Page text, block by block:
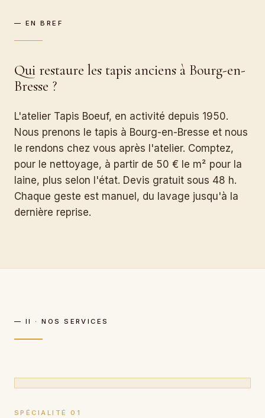
— EN BREF
Qui restaure les tapis anciens à Bourg-en-
Bresse ?
L'atelier Tapis Boeuf, en activité depuis 1950.
Nous prenons le tapis à Bourg-en-Bresse et nous
le rendons chez vous après l'atelier. Comptez,
pour le nettoyage, à partir de 50 € le m² pour la
laine, plus selon l'état. Devis gratuit sous 48 h.
Chaque geste est manuel, du lavage jusqu'à la
dernière reprise.
— II · NOS SERVICES
SPÉCIALITÉ 01